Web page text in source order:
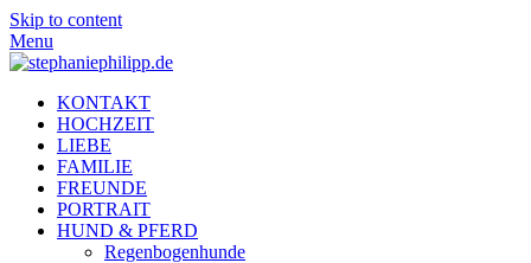
Skip to content
Menu
KONTAKT
HOCHZEIT
LIEBE
FAMILIE
FREUNDE
PORTRAIT
HUND & PFERD
Regenbogenhunde